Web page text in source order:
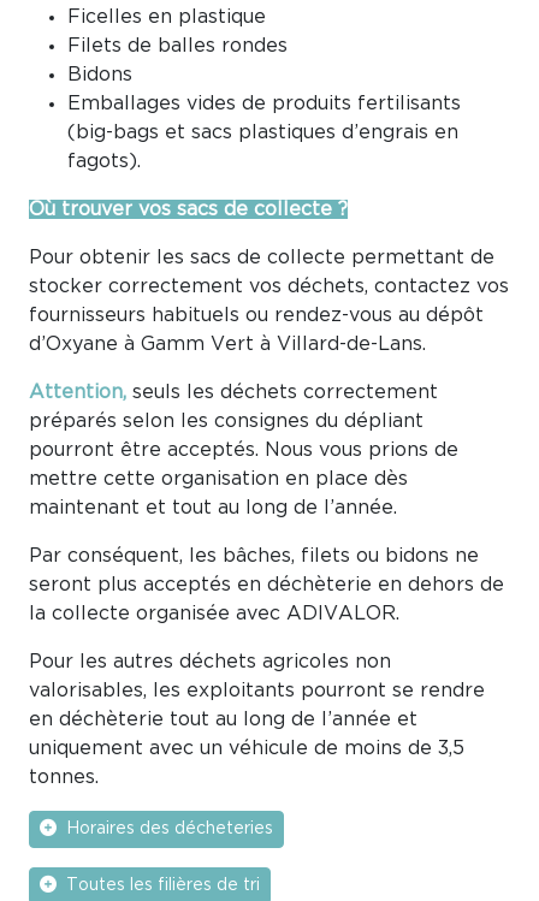
Ficelles en plastique
Filets de balles rondes
Bidons
Emballages vides de produits fertilisants
(big-bags et sacs plastiques d’engrais en
fagots).
Où trouver vos sacs de collecte ?
Pour obtenir les sacs de collecte permettant de
stocker correctement vos déchets, contactez vos
fournisseurs habituels ou rendez-vous au dépôt
d’Oxyane à Gamm Vert à Villard-de-Lans.
Attention, seuls les déchets correctement
préparés selon les consignes du dépliant
pourront être acceptés. Nous vous prions de
mettre cette organisation en place dès
maintenant et tout au long de l’année.
Par conséquent, les bâches, filets ou bidons ne
seront plus acceptés en déchèterie en dehors de
la collecte organisée avec ADIVALOR.
Pour les autres déchets agricoles non
valorisables, les exploitants pourront se rendre
en déchèterie tout au long de l’année et
uniquement avec un véhicule de moins de 3,5
tonnes.
Horaires des décheteries
Toutes les filières de tri